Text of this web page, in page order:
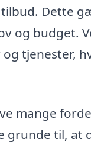
Dette
og budget.
og
mange
grunde til,